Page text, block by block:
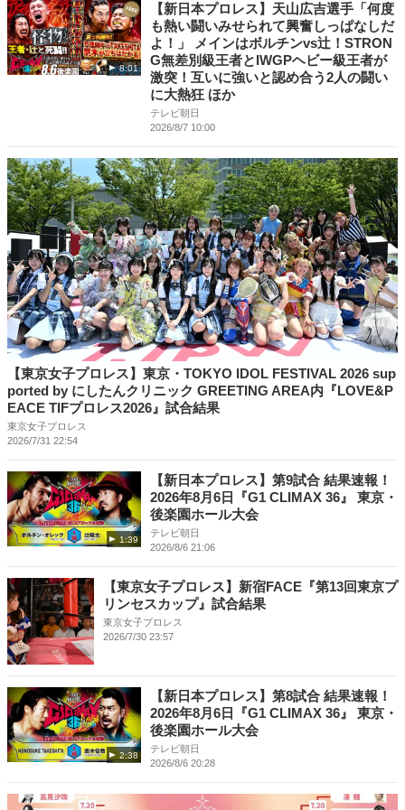
8:01
【新日本プロレス】天山広吉選手「何度
も熱い闘いみせられて興奮しっぱなしだ
よ！」 メインはボルチンvs辻！STRON
G無差別級王者とIWGPヘビー級王者が
激突！互いに強いと認め合う2人の闘い
に大熱狂 ほか
テレビ朝日
2026/8/7 10:00
【東京女子プロレス】東京・TOKYO IDOL FESTIVAL 2026 sup
ported by にしたんクリニック GREETING AREA内『LOVE&P
EACE TIFプロレス2026』試合結果
東京女子プロレス
2026/7/31 22:54
1:39
【新日本プロレス】第9試合 結果速報！
2026年8月6日『G1 CLIMAX 36』 東京・
後楽園ホール大会
テレビ朝日
2026/8/6 21:06
【東京女子プロレス】新宿FACE『第13回東京プ
リンセスカップ』試合結果
東京女子プロレス
2026/7/30 23:57
2:38
【新日本プロレス】第8試合 結果速報！
2026年8月6日『G1 CLIMAX 36』 東京・
後楽園ホール大会
テレビ朝日
2026/8/6 20:28